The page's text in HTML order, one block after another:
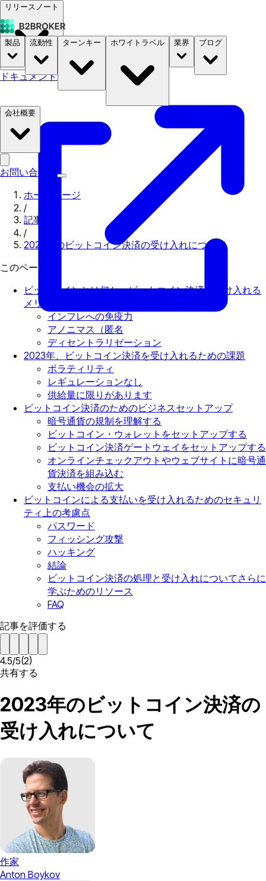
リリースノート
ドキュメント料金 B2STORE
製品 流動性 ターンキー ホワイトラベル 業界 ブログ
会社概要
お問い合わせ
ホームページ
/
記事
/
2023年のビットコイン決済の受け入れについて
このページで
ビットコインとは何か、ビットコイン決済を受け入れる
メリットは何か？
インフレへの免疫力
アノニマス（匿名
ディセントラリゼーション
2023年、ビットコイン決済を受け入れるための課題
ボラティリティ
レギュレーションなし
供給量に限りがあります
ビットコイン決済のためのビジネスセットアップ
暗号通貨の規制を理解する
ビットコイン・ウォレットをセットアップする
ビットコイン決済ゲートウェイをセットアップする
オンラインチェックアウトやウェブサイトに暗号通
貨決済を組み込む
支払い機会の拡大
ビットコインによる支払いを受け入れるためのセキュリ
ティ上の考慮点
パスワード
フィッシング攻撃
ハッキング
結論
ビットコイン決済の処理と受け入れについてさらに
学ぶためのリソース
FAQ
記事を評価する
4.5/5(2)
共有する
2023年のビットコイン決済の
受け入れについて
作家
Anton Boykov